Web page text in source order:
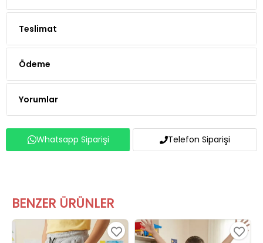
Teslimat
Ödeme
Yorumlar
Whatsapp Siparişi Telefon Siparişi
BENZER ÜRÜNLER